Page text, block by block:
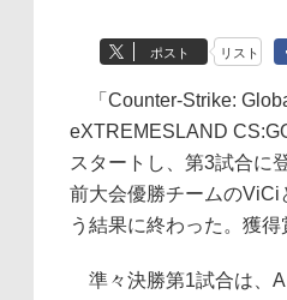
ポスト リスト
「Counter-Strike:
eXTREMESLAND
スタートし、第3試合に
前大会優勝チームのViCi
う結果に終わった。獲得
準々決勝第1試合は、